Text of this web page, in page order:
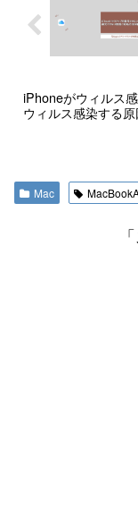
iPhoneがウィルス
ウィルス感染する
Mac